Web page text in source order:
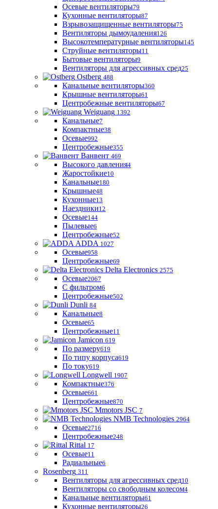
Осевые вентиляторы79
Кухонные вентиляторы87
Взрывозащищенные вентиляторы75
Вентиляторы дымоудаления126
Высокотемпературные вентиляторы145
Струйные вентиляторы11
Бытовые вентиляторы9
Вентиляторы для агрессивных сред25
Ostberg 488
Канальные вентиляторы360
Крышные вентиляторы61
Центробежные вентиляторы67
Weiguang 1392
Канальные7
Компактные38
Осевые992
Центробежные355
Ванвент 469
Высокого давления4
Жаростойкие10
Канальные180
Крышные48
Кухонные13
Наездники12
Осевые144
Пылевые6
Центробежные52
ADDA 1027
Осевые958
Центробежные69
Delta Electronics 2575
Осевые2067
С фильтром6
Центробежные502
Dunli 84
Канальные8
Осевые65
Центробежные11
Jamicon 619
По размеру619
По типу корпуса619
По току619
Longwell 1907
Компактные376
Осевые661
Центробежные870
Mmotors JSC 7
NMB Technologies 2964
Осевые2716
Центробежные248
Rittal 17
Осевые11
Радиальные6
Rosenberg 311
Вентиляторы для агрессивных сред10
Вентиляторы со свободным колесом4
Канальные вентиляторы61
Кухонные вентиляторы26